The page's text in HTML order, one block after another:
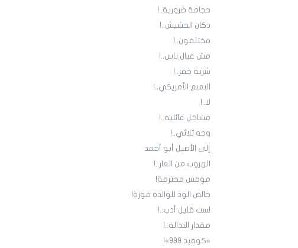
حجامة ضرورية..!
دكان الحشيش..!
مختلفون..!
مش عيال ناس..!
شربة خمر..!
البعبع الأمريكي..!
لا..!
مشاكل عائلية..!
وجه ثلاثي..!
إلى الأصيل أبو أحمد
الهروب من العار..!
مومس محترمة!
خالص الود للوالدة موزة!
لست قليل أدب..!
مقدار النذالة..!
«كوفيد 999»!